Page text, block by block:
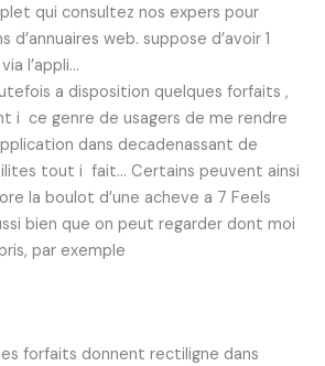
qui consultez nos expers pour
web. suppose d’avoir 1
l’appli…
a disposition quelques forfaits ,
i ce genre de usagers de me rendre
dans decadenassant de
tout i fait… Certains peuvent ainsi
la boulot d’une acheve a 7 Feels
bien que on peut regarder dont moi
par exemple
forfaits donnent rectiligne dans